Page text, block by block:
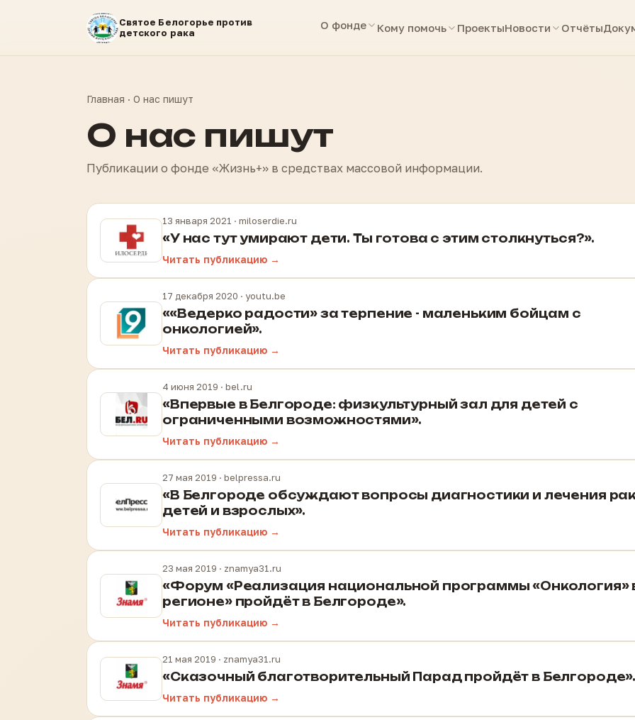
Святое Белогорье против
детского рака
О фонде Кому помочь ПроектыНовости Отчёты
Главная · О нас пишут
О нас пишут
Публикации о фонде «Жизнь+» в средствах массовой информации.
13 января 2021 · miloserdie.ru
«У нас тут умирают дети. Ты готова с этим столкнуться?».
Читать публикацию →
17 декабря 2020 · youtu.be
««Ведерко радости» за терпение - маленьким бойцам с
онкологией».
Читать публикацию →
4 июня 2019 · bel.ru
«Впервые в Белгороде: физкультурный зал для детей с
ограниченными возможностями».
Читать публикацию →
27 мая 2019 · belpressa.ru
«В Белгороде обсуждают вопросы диагностики и лечения
детей и взрослых».
Читать публикацию →
23 мая 2019 · znamya31.ru
«Форум «Реализация национальной программы «Онкология»
регионе» пройдёт в Белгороде».
Читать публикацию →
21 мая 2019 · znamya31.ru
«Сказочный благотворительный Парад пройдёт в
Читать публикацию →